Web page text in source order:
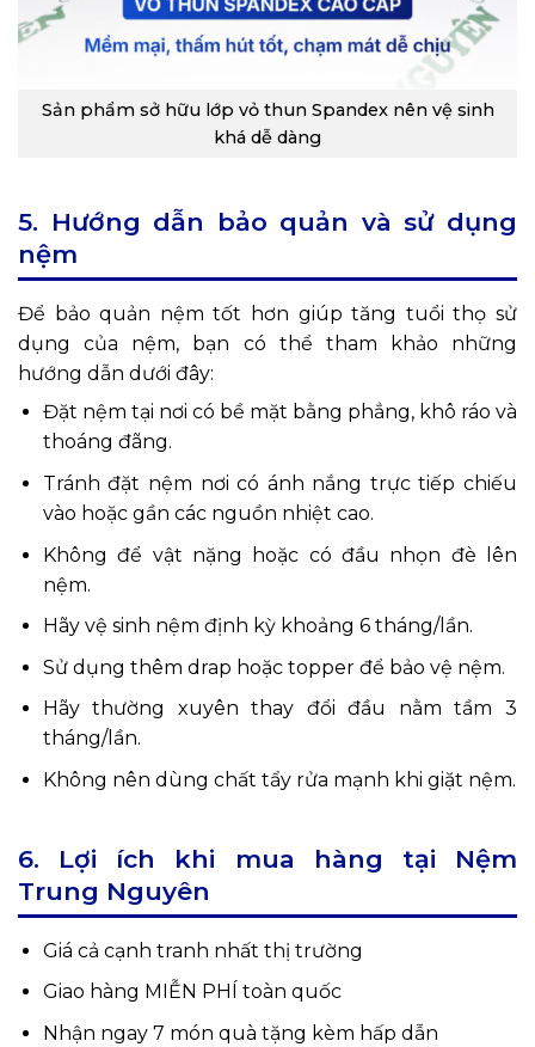
Sản phẩm sở hữu lớp vỏ thun Spandex nên vệ sinh
khá dễ dàng
5. Hướng dẫn bảo quản và sử dụng
nệm
Để bảo quản nệm tốt hơn giúp tăng tuổi thọ sử
dụng của nệm, bạn có thể tham khảo những
hướng dẫn dưới đây:
Đặt nệm tại nơi có bề mặt bằng phẳng, khô ráo và
thoáng đãng.
Tránh đặt nệm nơi có ánh nắng trực tiếp chiếu
vào hoặc gần các nguồn nhiệt cao.
Không để vật nặng hoặc có đầu nhọn đè lên
nệm.
Hãy vệ sinh nệm định kỳ khoảng 6 tháng/lần.
Sử dụng thêm drap hoặc topper để bảo vệ nệm.
Hãy thường xuyên thay đổi đầu nằm tầm 3
tháng/lần.
Không nên dùng chất tẩy rửa mạnh khi giặt nệm.
6. Lợi ích khi mua hàng tại Nệm
Trung Nguyên
Giá cả cạnh tranh nhất thị trường
Giao hàng MIỄN PHÍ toàn quốc
Nhận ngay 7 món quà tặng kèm hấp dẫn